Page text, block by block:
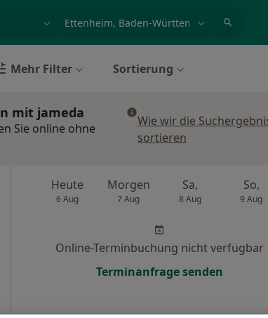
Mehr Filter Sortierung
mit jameda
Sie online ohne
Wie wir die
sortieren
Heute
6 Aug
Morgen
7 Aug
Sa,
8 Aug
So,
9 Aug
Online-Terminbuchung nicht verfügbar
Terminanfrage senden